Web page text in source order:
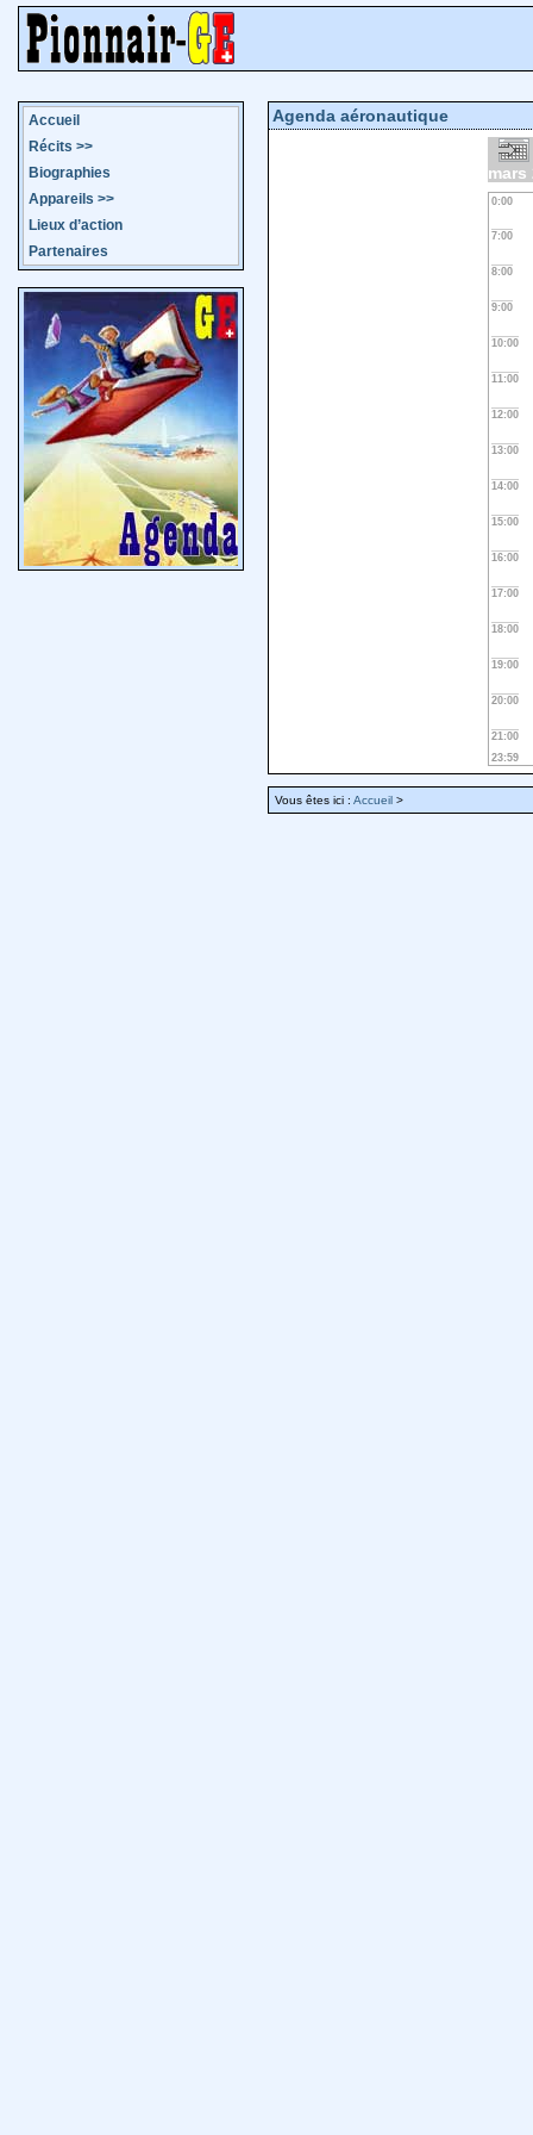
Accueil
Récits >>
Biographies
Appareils >>
Lieux d’action
Partenaires
Agenda aéronautique
mars
0:00
7:00
8:00
9:00
10:00
11:00
12:00
13:00
14:00
15:00
16:00
17:00
18:00
19:00
20:00
21:00
23:59
Vous êtes ici : Accueil >